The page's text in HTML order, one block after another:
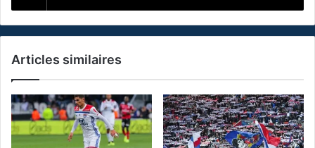
Articles similaires